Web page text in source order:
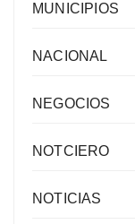
MUNICIPIOS
NACIONAL
NEGOCIOS
NOTCIERO
NOTICIAS